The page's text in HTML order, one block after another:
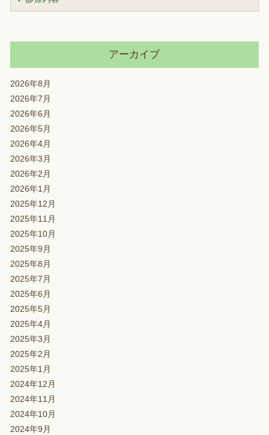
アーカイブ
2026年8月
2026年7月
2026年6月
2026年5月
2026年4月
2026年3月
2026年2月
2026年1月
2025年12月
2025年11月
2025年10月
2025年9月
2025年8月
2025年7月
2025年6月
2025年5月
2025年4月
2025年3月
2025年2月
2025年1月
2024年12月
2024年11月
2024年10月
2024年9月